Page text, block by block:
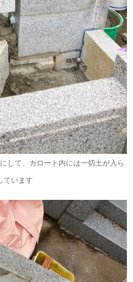
して、カロート内には一切土が入ら
ています